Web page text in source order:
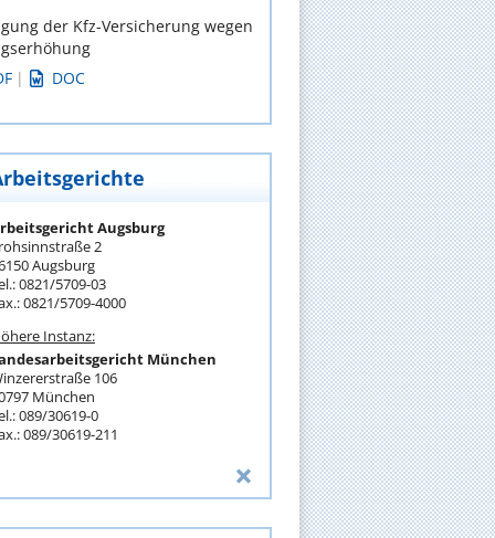
der Kfz-Versicherung wegen
| DOC
Augsburg
2
Augsburg
0821/5709-03
0821/5709-4000
Instanz:
München
106
München
089/30619-0
089/30619-211